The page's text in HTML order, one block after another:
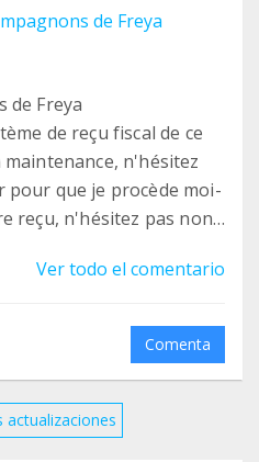
de Freya
de Freya
de reçu fiscal de ce
n'hésitez
pour que je procède moi-
reçu, n'hésitez pas non
que je puisse vous
l'association, l'espace ici
Ver todo el comentario
Comenta
actualizaciones